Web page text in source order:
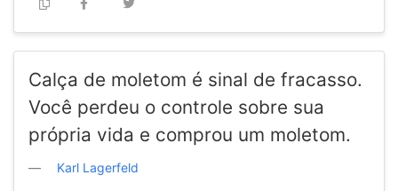
Calça de moletom é sinal de fracasso.
Você perdeu o controle sobre sua
própria vida e comprou um moletom.
Karl Lagerfeld